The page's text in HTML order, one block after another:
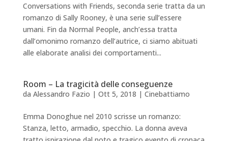
Conversations with Friends, seconda serie tratta da un
romanzo di Sally Rooney, è una serie sull’essere
umani. Fin da Normal People, anch’essa tratta
dall’omonimo romanzo dell’autrice, ci siamo abituati
alle elaborate analisi dei comportamenti...
Room – La tragicità delle conseguenze
da Alessandro Fazio | Ott 5, 2018 | Cinebattiamo
Emma Donoghue nel 2010 scrisse un romanzo:
Stanza, letto, armadio, specchio. La donna aveva